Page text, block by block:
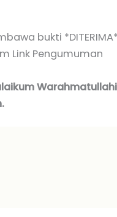
bukti
Link Pengumuman
Warahmatullahi